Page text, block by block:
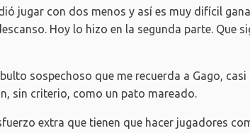
jugar con dos menos y así es muy difícil
Hoy lo hizo en la segunda parte. Que
sospechoso que me recuerda a Gago,
sin criterio, como un pato mareado.
extra que tienen que hacer jugadores